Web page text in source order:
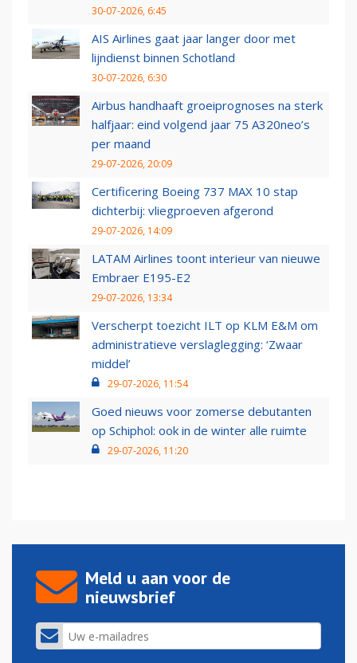
30-07-2026, 6:45
AIS Airlines gaat jaar langer door met
lijndienst binnen Schotland
30-07-2026, 6:30
Airbus handhaaft groeiprognoses na sterk
halfjaar: eind volgend jaar 75 A320neo’s
per maand
29-07-2026, 20:09
Certificering Boeing 737 MAX 10 stap
dichterbij: vliegproeven afgerond
29-07-2026, 14:09
LATAM Airlines toont interieur van nieuwe
Embraer E195-E2
29-07-2026, 13:34
Verscherpt toezicht ILT op KLM E&M om
administratieve verslaglegging: ‘Zwaar
middel’
29-07-2026, 11:54
Goed nieuws voor zomerse debutanten
op Schiphol: ook in de winter alle ruimte
29-07-2026, 11:20
Meld u aan voor de
nieuwsbrief